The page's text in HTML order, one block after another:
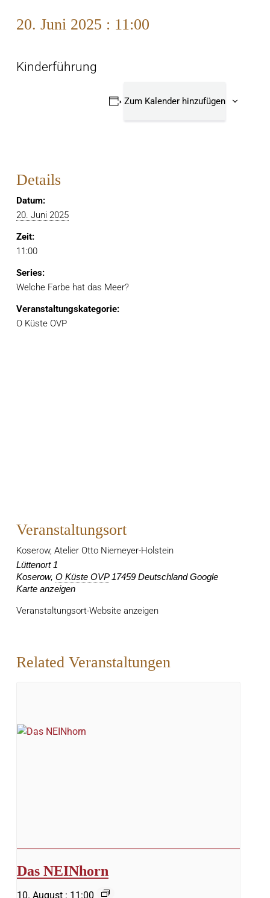
20. Juni 2025 : 11:00
Kinderführung
Zum Kalender hinzufügen
Details
Datum:
20. Juni 2025
Zeit:
11:00
Series:
Welche Farbe hat das Meer?
Veranstaltungskategorie:
O Küste OVP
Veranstaltungsort
Koserow, Atelier Otto Niemeyer-Holstein
Lüttenort 1
Koserow, O Küste OVP 17459 Deutschland Google
Karte anzeigen
Veranstaltungsort-Website anzeigen
Related Veranstaltungen
Das NEINhorn
10. August : 11:00